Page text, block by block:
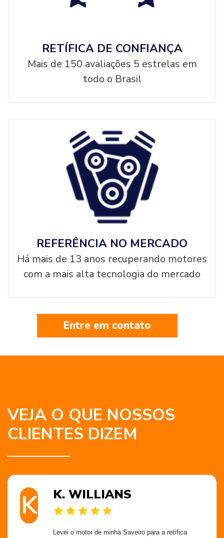
RETÍFICA DE CONFIANÇA
Mais de 150 avaliações 5 estrelas em
todo o Brasil
REFERÊNCIA NO MERCADO
Há mais de 13 anos recuperando motores
com a mais alta tecnologia do mercado
Entre em contato
VEJA O QUE NOSSOS
CLIENTES DIZEM
K K. WILLIANS
Levei o motor de minha Saveiro para a retífica